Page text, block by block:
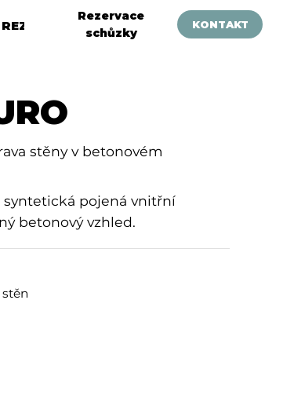
Rezervace
schůzky
KONTAKT
stěny v betonovém
pojená vnitřní
betonový vzhled.